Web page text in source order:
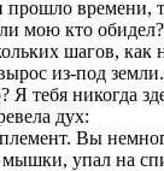
времени,
мою кто
шагов, как
из-под
тебя никогда
дух:
Вы
упал на